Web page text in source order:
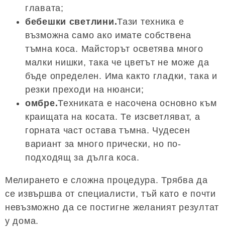
главата;
бебешки светлини.Тази техника е
възможна само ако имате собствена
тъмна коса. Майсторът осветява много
малки нишки, така че цветът не може да
бъде определен. Има както гладки, така и
резки преходи на нюанси;
омбре.Техниката е насочена основно към
краищата на косата. Те изсветляват, а
горната част остава тъмна. Чудесен
вариант за много прически, но по-
подходящ за дълга коса.
Мелирането е сложна процедура. Трябва да
се извършва от специалисти, тъй като е почти
невъзможно да се постигне желаният резултат
у дома.